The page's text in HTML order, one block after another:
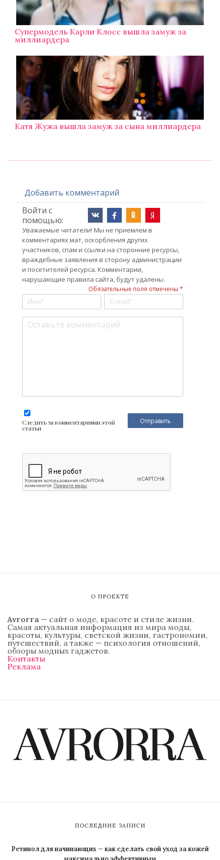
Супермодель Карли Клосс вышла замуж за
миллиардера
Катя Жужа вышла замуж за сына миллиардера
Добавить комментарий
Войти с
помощью:
Уважаемые читатели! Мы не приемлем в
комментариях мат, оскорбления других
участников, спам и ссылки на сторонние ресурсы,
враждебные заявления в сторону администрации
и посетителей ресурса. Комментарии,
нарушающие правила сайта, будут удалены.
Обязательные поля отмечены *
Следить за комментариями этой
статьи
О ПРОЕКТЕ
Avrorra — сайт о моде, красоте и стиле жизни.
Самая актуальная информация из мира моды,
красоты, культуры, светской жизни, гастрономии,
путешествий, а также — психология отношений,
обзоры модных гаджетов.
Контакты
Реклама
ПОСЛЕДНИЕ ЗАПИСИ
Ретинол для начинающих — как сделать свой уход за кожей